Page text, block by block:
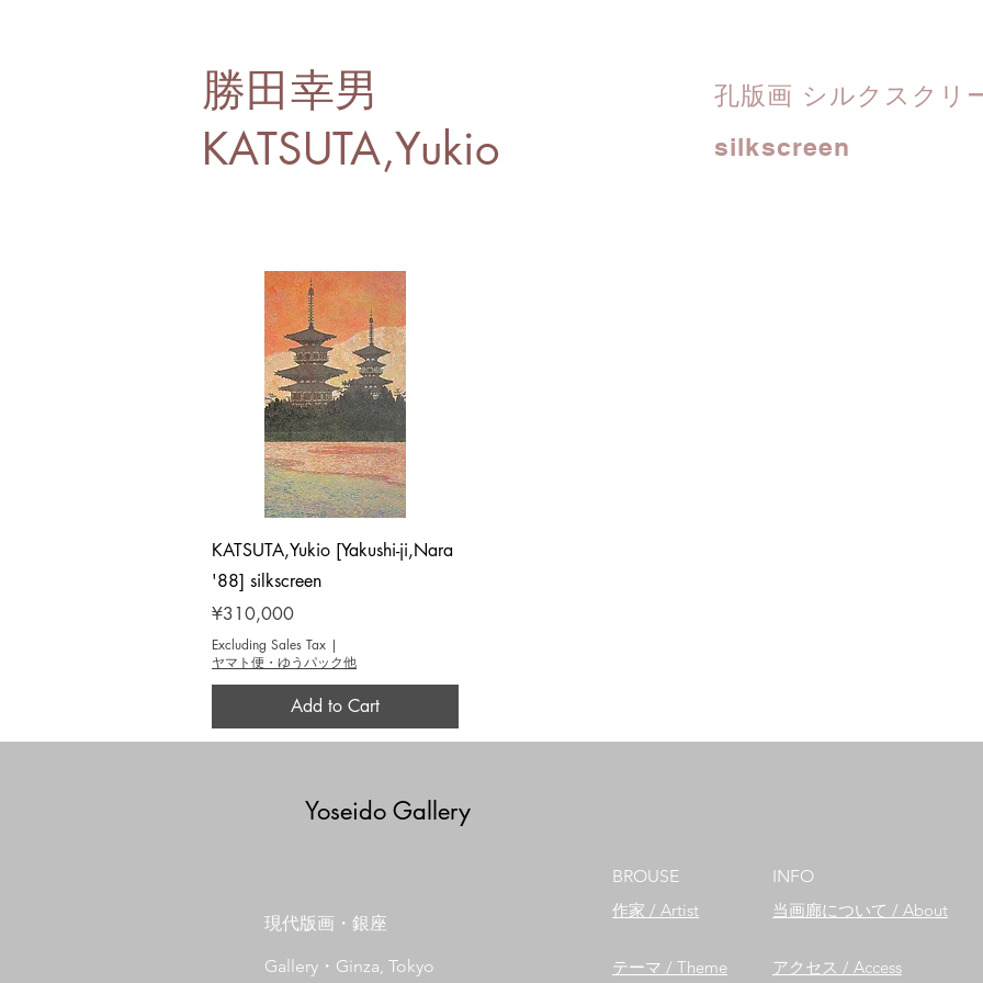
勝田幸男
KATSUTA,Yukio
孔版画 シルクスクリ
silkscreen
Quick View
KATSUTA,Yukio [Yakushi-ji,Nara
'88] silkscreen
Price
¥310,000
Excluding Sales Tax |
ヤマト便・ゆうパック他
Add to Cart
Yoseido Gallery
現代版画・銀座
Gallery・Ginza, Tokyo
BROUSE
INFO
作家 / Artist
​当画廊について / About
テーマ / Theme ​アクセス / Access